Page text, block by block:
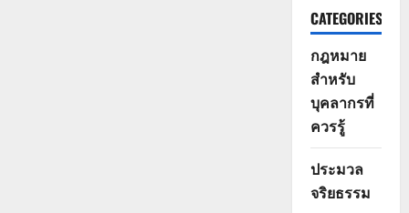
CATEGORIES
กฎหมาย
สำหรับ
บุคลากรที่
ควรรู้
ประมวล
จริยธรรม